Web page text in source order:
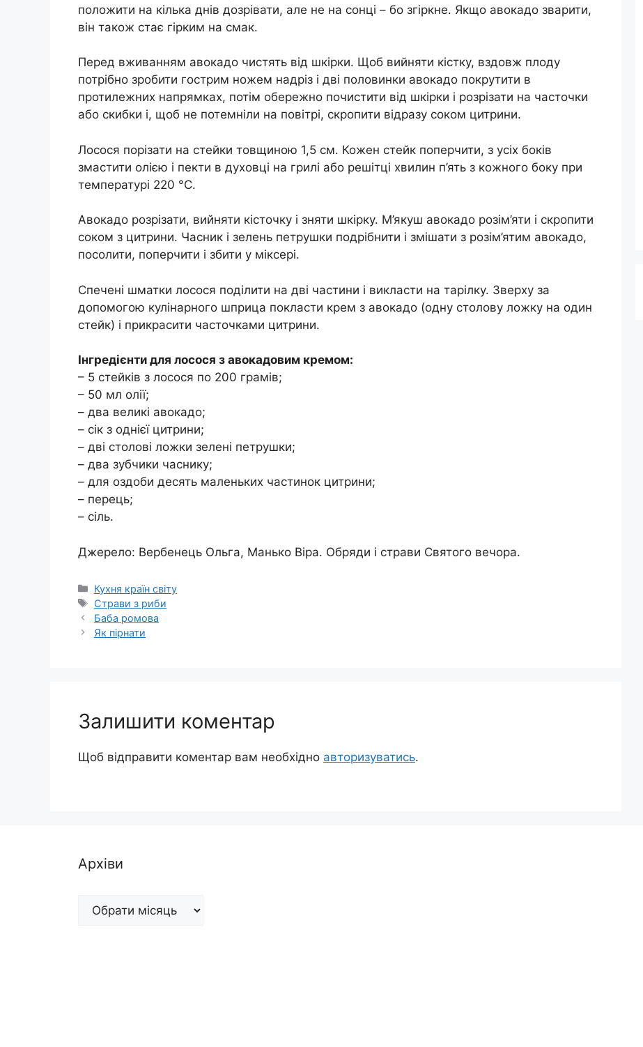
положити на кілька днів дозрівати, але не на сонці – бо згіркне. Якщо авокадо зварити,
він також стає гірким на смак.
Перед вживанням авокадо чистять від шкірки. Щоб вийняти кістку, вздовж плоду
потрібно зробити гострим ножем надріз і дві половинки авокадо покрутити в
протилежних напрямках, потім обережно почистити від шкірки і розрізати на часточки
або скибки і, щоб не потемніли на повітрі, скропити відразу соком цитрини.
Лосося порізати на стейки товщиною 1,5 см. Кожен стейк поперчити, з усіх боків
змастити олією і пекти в духовці на грилі або решітці хвилин п’ять з кожного боку при
температурі 220 °C.
Авокадо розрізати, вийняти кісточку і зняти шкірку. М’якуш авокадо розім’яти і скропити
соком з цитрини. Часник і зелень петрушки подрібнити і змішати з розім’ятим авокадо,
посолити, поперчити і збити у міксері.
Спечені шматки лосося поділити на дві частини і викласти на тарілку. Зверху за
допомогою кулінарного шприца покласти крем з авокадо (одну столову ложку на один
стейк) і прикрасити часточками цитрини.
Інгредієнти для лосося з авокадовим кремом:
– 5 стейків з лосося по 200 грамів;
– 50 мл олії;
– два великі авокадо;
– сік з однієї цитрини;
– дві столові ложки зелені петрушки;
– два зубчики часнику;
– для оздоби десять маленьких частинок цитрини;
– перець;
– сіль.
Джерело: Вербенець Ольга, Манько Віра. Обряди і страви Святого вечора.
Категорії
Кухня країн світу
Позначки
Страви з риби
Баба ромова
Як пірнати
Залишити коментар
Щоб відправити коментар вам необхідно авторизуватись.
Архіви
Архіви